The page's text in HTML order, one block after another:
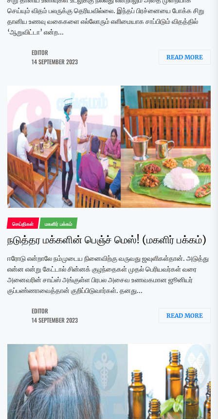
செய்யும் விதம் பலருக்கு தெரியவில்லை. இந்தப் பிரச்னையை போக்க சிறு
தானிய உணவு வகைகளை எல்லோரும் எளிமையாக சாப்பிடும் விதத்தில்
‘ஆறுவிட்டா’ என்ற...
EDITOR
14 SEPTEMBER 2023
READ MORE
செய்திகள் மகளிர் பக்கம்
நடுத்தர மக்களின் பெஞ்ச் மெஸ்! (மகளிர் பக்கம்)
ஈரோடு என்றாலே நம்முடைய நினைவிற்கு வருவது ஜவுளிகள்தான். அடுத்து
என்ன என்று கேட்டால் சின்னக் குழந்தைகள் முதல் பெரியவர்கள் வரை
அனைவரின் சாய்ஸ் அங்குள்ள பிரபல அசைவ உணவகமான ஜூனியர்
குப்பண்ணாவைத்தான் குறிப்பிடுவார்கள். தனது...
EDITOR
14 SEPTEMBER 2023
READ MORE